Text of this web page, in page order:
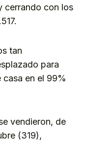
cerrando con los
tan
para
en el 99%
vendieron, de
(319),